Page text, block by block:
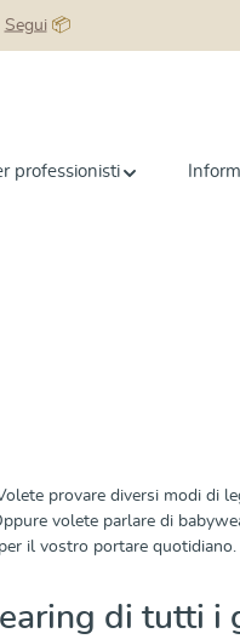
Segui📦
professionisti
provare diversi modi di
volete parlare di
il vostro portare quotidiano.
di tutti i